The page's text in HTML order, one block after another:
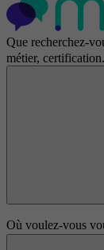
Que recherchez-
métier,
Où voulez-vous